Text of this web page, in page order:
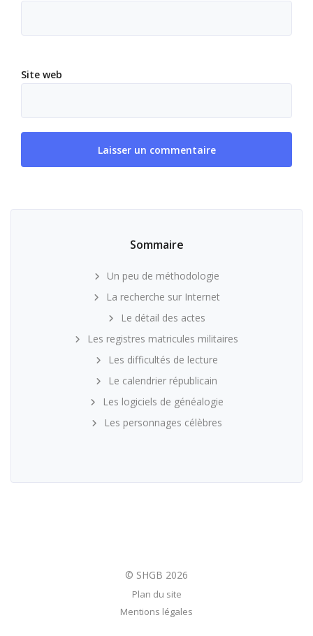
Site web
Sommaire
Un peu de méthodologie
La recherche sur Internet
Le détail des actes
Les registres matricules militaires
Les difficultés de lecture
Le calendrier républicain
Les logiciels de généalogie
Les personnages célèbres
Plan du site
Mentions légales